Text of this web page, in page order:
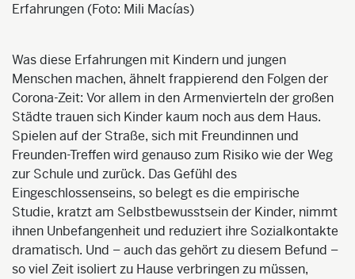
Erfahrungen (Foto: Mili Macías)
Was diese Erfahrungen mit Kindern und jungen
Menschen machen, ähnelt frappierend den Folgender
Corona-Zeit: Vor allem in den Armenvierteln der großen
Städte trauen sich Kinder kaum noch aus dem Haus.
Spielen auf der Straße, sich mit Freundinnen und
Freunden-Treffen wird genauso zum Risiko wie der Weg
zur Schule und zurück. Das Gefühl des
Eingeschlossenseins, so belegt es die empirische
Studie, kratzt am Selbstbewusstsein der Kinder, nimmt
ihnen Unbefangenheit und reduziert ihre Sozialkontakte
dramatisch. Und – auch das gehört zu diesem Befund –
so viel Zeit isoliert zu Hause verbringen zu müssen,